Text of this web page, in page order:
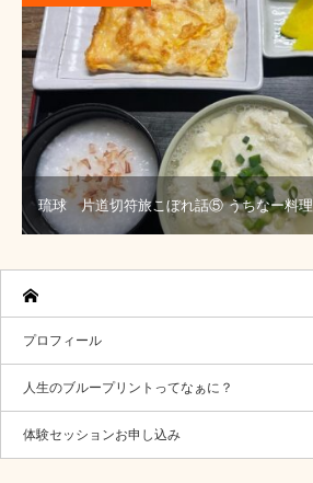
琉球 片道切符旅こぼれ話⑤ うちなー料理
プロフィール
人生のブループリントってなぁに？
体験セッションお申し込み